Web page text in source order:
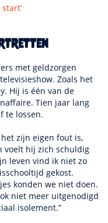
met geldzorgen
Zoals het
Hij is één van de
Tien jaar lang
te lossen.
zijn eigen fout is,
voelt hij zich schuldig
leven vind ik niet zo
gekost.
konden we niet doen.
niet meer uitgenodigd
isolement.”